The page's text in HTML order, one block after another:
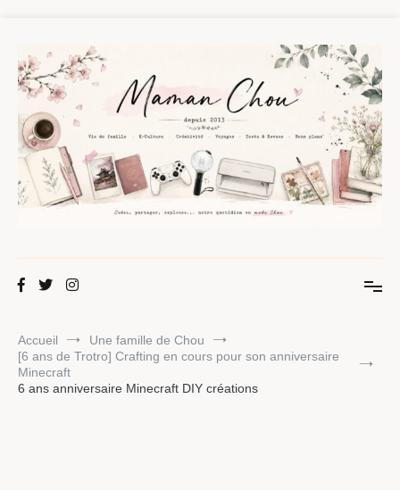
contenu
Maman Chou
Accueil
Une famille de Chou
[6 ans de Trotro] Crafting en cours pour son anniversaire
Minecraft
6 ans anniversaire Minecraft DIY créations